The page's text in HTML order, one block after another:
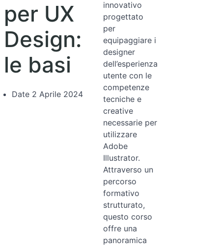
per UX
Design:
le basi
Date 2 Aprile 2024
innovativo
progettato
per
equipaggiare i
designer
dell’esperienza
utente con le
competenze
tecniche e
creative
necessarie per
utilizzare
Adobe
Illustrator.
Attraverso un
percorso
formativo
strutturato,
questo corso
offre una
panoramica